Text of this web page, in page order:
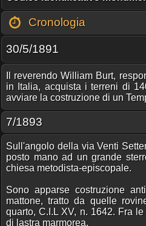
Cronologia
30/5/1891
Il reverendo William Burt,
in Italia, acquista i terreni di
avviare la costruzione di un
7/1893
Sull'angolo della via Venti
posto mano ad un grande
chiesa metodista-episcopale.
Sono apparse costruzione
mattone, tratto da quelle
quarto, C.I.L XV, n. 1642. Fra
di lastra marmorea.